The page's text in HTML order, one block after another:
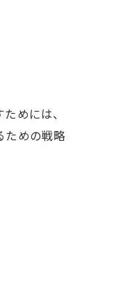
めには、
ための戦略